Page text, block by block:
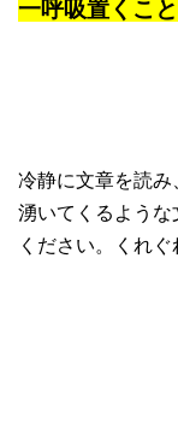
一呼吸置くこと
冷静に文章を読
湧いてくるような
ください。くれぐ